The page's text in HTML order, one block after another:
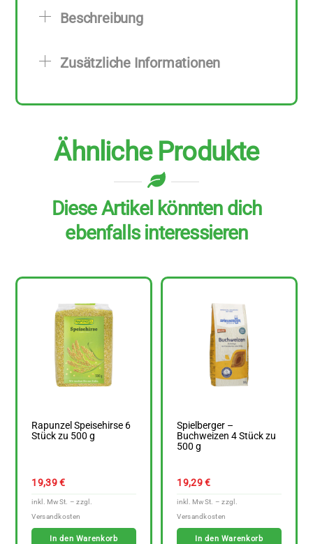
500
Beschreibung
Zusätzliche Informationen
Ähnliche Produkte
Diese Artikel könnten dich
ebenfalls interessieren
Rapunzel Speisehirse 6
Stück zu 500 g
19,39€
In den Warenkorb
Spielberger –
Buchweizen 4 Stück zu
500 g
19,29€
In den Warenkorb